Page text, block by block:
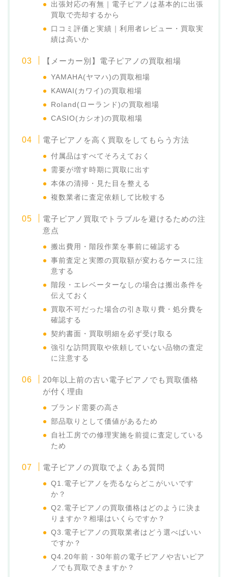
出張対応の有無｜電子ピアノは基本的に出張
買取で売却するから
口コミ評価と実績｜利用者レビュー・買取実
績は高いか
【メーカー別】電子ピアノの買取相場
YAMAHA(ヤマハ)の買取相場
KAWAI(カワイ)の買取相場
Roland(ローランド)の買取相場
CASIO(カシオ)の買取相場
電子ピアノを高く買取をしてもらう方法
付属品はすべてそろえておく
需要が増す時期に買取に出す
本体の清掃・見た目を整える
複数業者に査定依頼して比較する
電子ピアノ買取でトラブルを避けるための注
意点
搬出費用・階段作業を事前に確認する
事前査定と実際の買取額が変わるケースに注
意する
階段・エレベーターなしの場合は搬出条件を
伝えておく
買取不可だった場合の引き取り費・処分費を
確認する
契約書面・買取明細を必ず受け取る
強引な訪問買取や依頼していない品物の査定
に注意する
20年以上前の古い電子ピアノでも買取価格
が付く理由
ブランド需要の高さ
部品取りとして価値があるため
自社工房での修理実施を前提に査定している
ため
電子ピアノの買取でよくある質問
Q1.電子ピアノを売るならどこがいいです
か？
Q2.電子ピアノの買取価格はどのように決ま
りますか？相場はいくらですか？
Q3.電子ピアノの買取業者はどう選べばいい
ですか？
Q4.20年前・30年前の電子ピアノや古いピア
ノでも買取できますか？